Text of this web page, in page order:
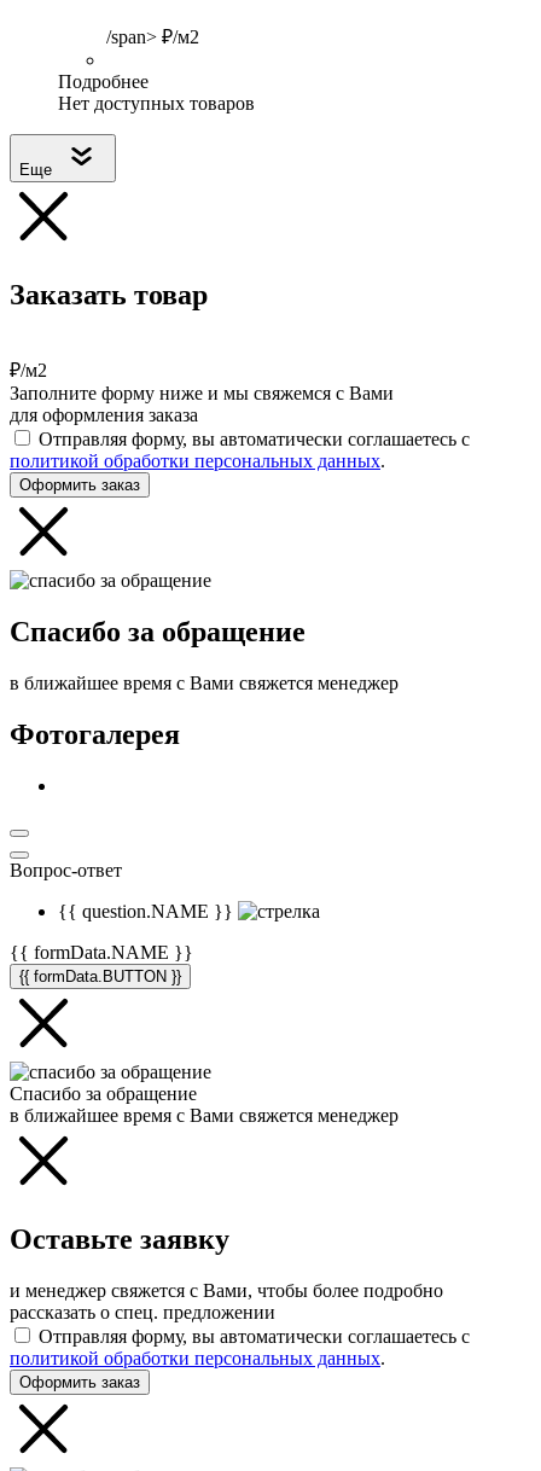
/span> ₽/м2
Подробнее
Нет доступных товаров
Еще
Заказать товар
₽/м2
Заполните форму ниже и мы свяжемся с Вами
для оформления заказа
Отправляя форму, вы автоматически соглашаетесь с
политикой обработки персональных данных.
Оформить заказ
Спасибо за обращение
в ближайшее время с Вами свяжется менеджер
Фотогалерея
Вопрос-ответ
{{ question.NAME }}
{{ formData.NAME }}
{{ formData.BUTTON }}
Спасибо за обращение
в ближайшее время с Вами свяжется менеджер
Оставьте заявку
и менеджер свяжется с Вами, чтобы более подробно
рассказать о спец. предложении
Отправляя форму, вы автоматически соглашаетесь с
политикой обработки персональных данных.
Оформить заказ